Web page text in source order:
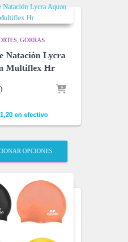
GORRAS
Natación Lycra
Multiflex Hr
en efectivo
OPCIONES